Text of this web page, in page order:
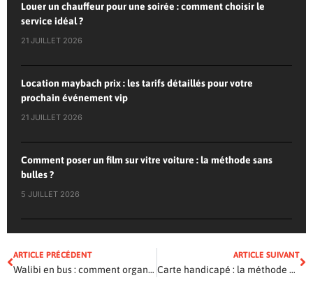
Louer un chauffeur pour une soirée : comment choisir le
service idéal ?
21 JUILLET 2026
Location maybach prix : les tarifs détaillés pour votre
prochain événement vip
21 JUILLET 2026
Comment poser un film sur vitre voiture : la méthode sans
bulles ?
5 JUILLET 2026
ARTICLE PRÉCÉDENT
Walibi en bus : comment organiser le trajet depuis votre ville facilement ?
ARTICLE SUIVANT
Carte handicapé : la méthode pour obtenir la reconnaissance officielle